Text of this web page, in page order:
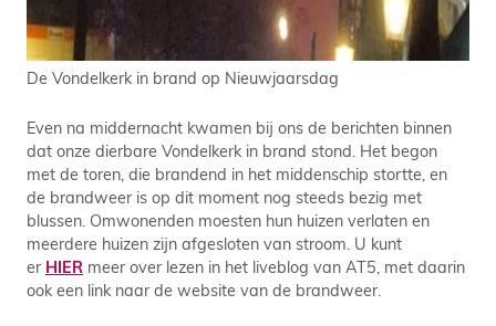
De Vondelkerk in brand op Nieuwjaarsdag
Even na middernacht kwamen bij ons de berichten binnen
dat onze dierbare Vondelkerk in brand stond. Het begon
met de toren, die brandend in het middenschip stortte, en
de brandweer is op dit moment nog steeds bezig met
blussen. Omwonenden moesten hun huizen verlaten en
meerdere huizen zijn afgesloten van stroom. U kunt
er HIER meer over lezen in het liveblog van AT5, met daarin
ook een link naar de website van de brandweer.